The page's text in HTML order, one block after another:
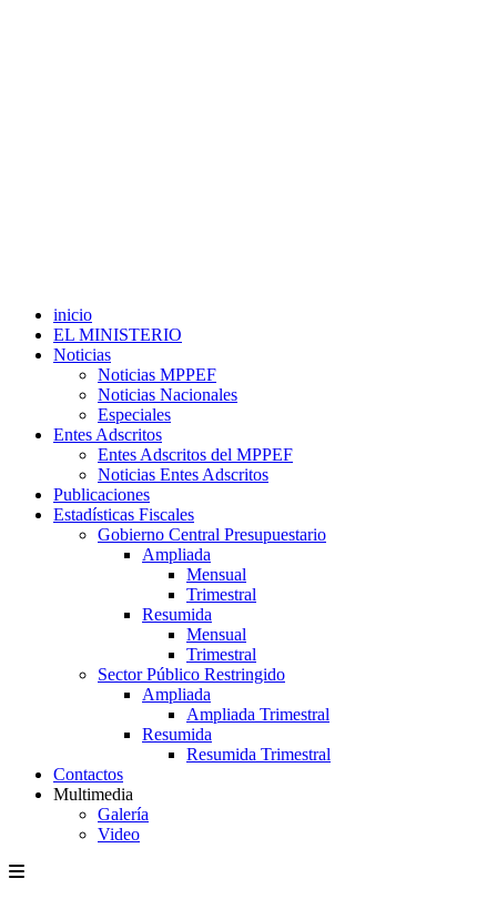
inicio
EL MINISTERIO
Noticias
Noticias MPPEF
Noticias Nacionales
Especiales
Entes Adscritos
Entes Adscritos del MPPEF
Noticias Entes Adscritos
Publicaciones
Estadísticas Fiscales
Gobierno Central Presupuestario
Ampliada
Mensual
Trimestral
Resumida
Mensual
Trimestral
Sector Público Restringido
Ampliada
Ampliada Trimestral
Resumida
Resumida Trimestral
Contactos
Multimedia
Galería
Video